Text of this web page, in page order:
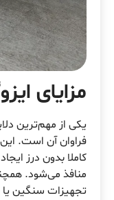
مزایای
یکی از مهم‌ترین
فراوان آن است.
کاملا بدون درز
منافذ می‌شود.
تجهیزات سنگین یا